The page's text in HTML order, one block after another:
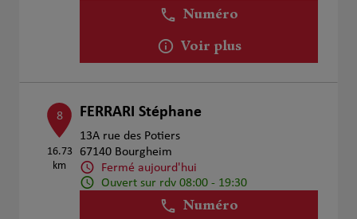
Numéro
Voir plus
8
16.73
km
FERRARI Stéphane
13A rue des Potiers
67140 Bourgheim
Fermé aujourd'hui
Ouvert sur rdv 08:00 - 19:30
Numéro